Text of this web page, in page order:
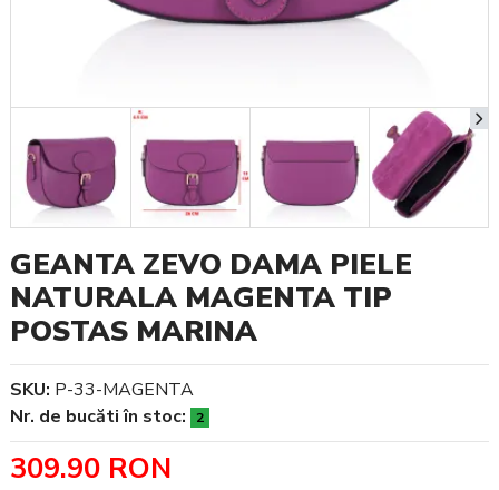
GEANTA ZEVO DAMA PIELE
NATURALA MAGENTA TIP
POSTAS MARINA
SKU: P-33-MAGENTA
Nr. de bucăti în stoc:
2
309.90 RON